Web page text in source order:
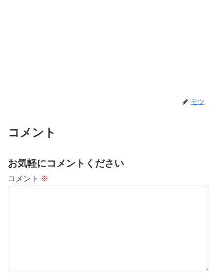
モツ
コメント
お気軽にコメントください
コメント ※